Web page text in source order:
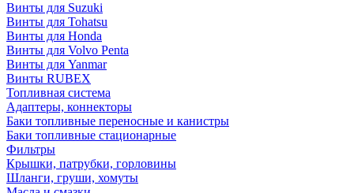
Винты для Suzuki
Винты для Tohatsu
Винты для Honda
Винты для Volvo Penta
Винты для Yanmar
Винты RUBEX
Топливная система
Адаптеры, коннекторы
Баки топливные переносные и канистры
Баки топливные стационарные
Фильтры
Крышки, патрубки, горловины
Шланги, груши, хомуты